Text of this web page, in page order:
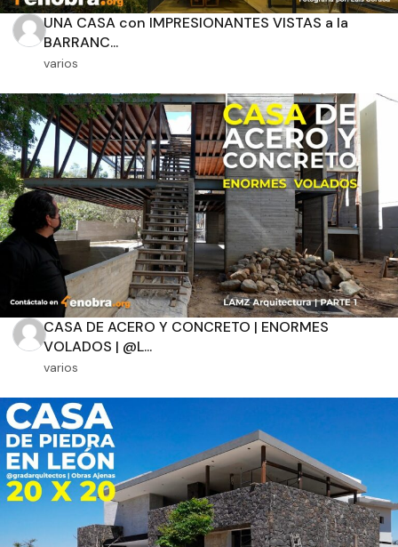
cuidadosamente seleccionados que combinan con el
ambiente natural, creando una conexión inigualable entre el
interior y el exterior.
UNA CASA con IMPRESIONANTES VISTAS a la
BARRANC...
varios
CASA DE ACERO Y CONCRETO | ENORMES
VOLADOS | @L...
varios
Dimensiones
m2 de construcción
m2 de terreno
Aplicar filtros